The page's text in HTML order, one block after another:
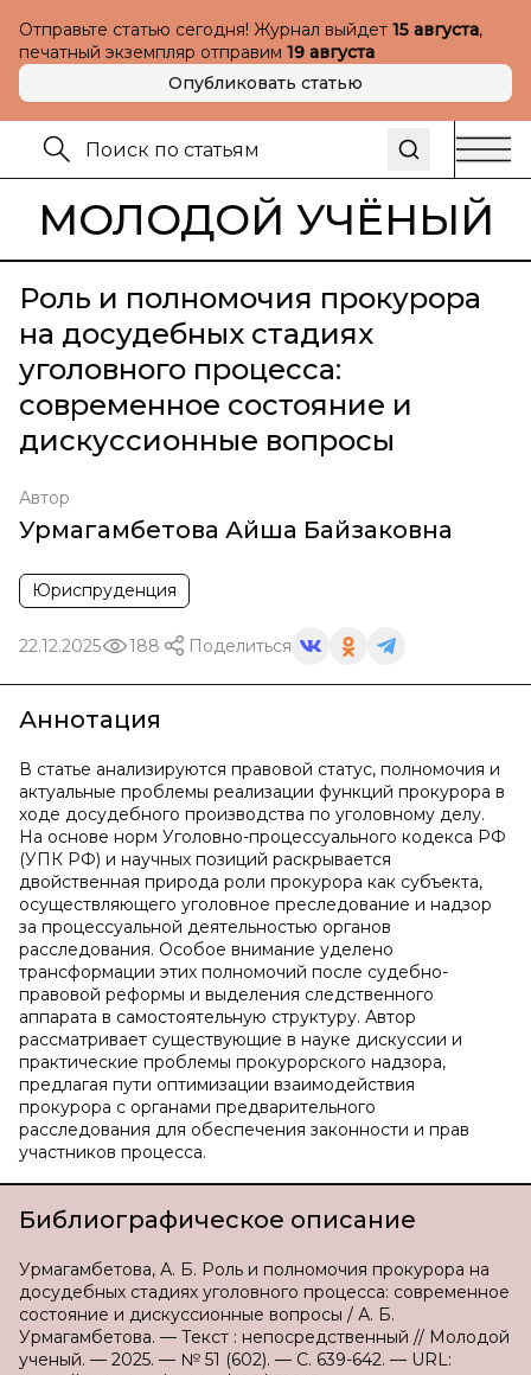
Отправьте статью сегодня! Журнал выйдет 15 августа,
печатный экземпляр отправим 19 августа
Опубликовать статью
МОЛОДОЙ УЧЁНЫЙ
Роль и полномочия прокурора
на досудебных стадиях
уголовного процесса:
современное состояние и
дискуссионные вопросы
Автор
Урмагамбетова Айша Байзаковна
Юриспруденция
22.12.2025 188 Поделиться
Аннотация
В статье анализируются правовой статус, полномочия и
актуальные проблемы реализации функций прокурора в
ходе досудебного производства по уголовному делу.
На основе норм Уголовно-процессуального кодекса РФ
(УПК РФ) и научных позиций раскрывается
двойственная природа роли прокурора как субъекта,
осуществляющего уголовное преследование и надзор
за процессуальной деятельностью органов
расследования. Особое внимание уделено
трансформации этих полномочий после судебно-
правовой реформы и выделения следственного
аппарата в самостоятельную структуру. Автор
рассматривает существующие в науке дискуссии и
практические проблемы прокурорского надзора,
предлагая пути оптимизации взаимодействия
прокурора с органами предварительного
расследования для обеспечения законности и прав
участников процесса.
Библиографическое описание
Урмагамбетова, А. Б. Роль и полномочия прокурора на
досудебных стадиях уголовного процесса: современное
состояние и дискуссионные вопросы / А. Б.
Урмагамбетова. — Текст : непосредственный // Молодой
ученый. — 2025. — № 51 (602). — С. 639-642. — URL: